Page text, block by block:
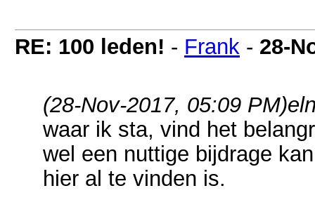
RE: 100 leden! - Frank - 28-
(28-Nov-2017, 05:09 PM)
waar ik sta, vind het
wel een nuttige bijdrage
hier al te vinden is.